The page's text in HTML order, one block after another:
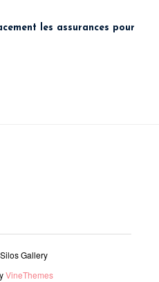
les assurances pour
Gallery
VineThemes